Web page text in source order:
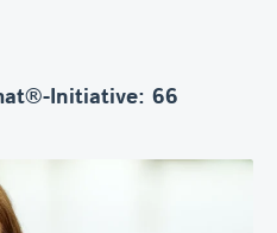
Initiative: 66